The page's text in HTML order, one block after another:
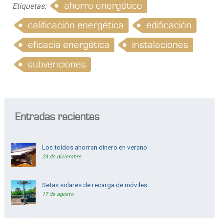
Etiquetas:
ahorro energético
calificación energética
edificación
eficacia energética
instalaciones
subvenciones
Entradas recientes
Los toldos ahorran dinero en verano
24 de diciembre
Setas solares de recarga de móviles
17 de agosto